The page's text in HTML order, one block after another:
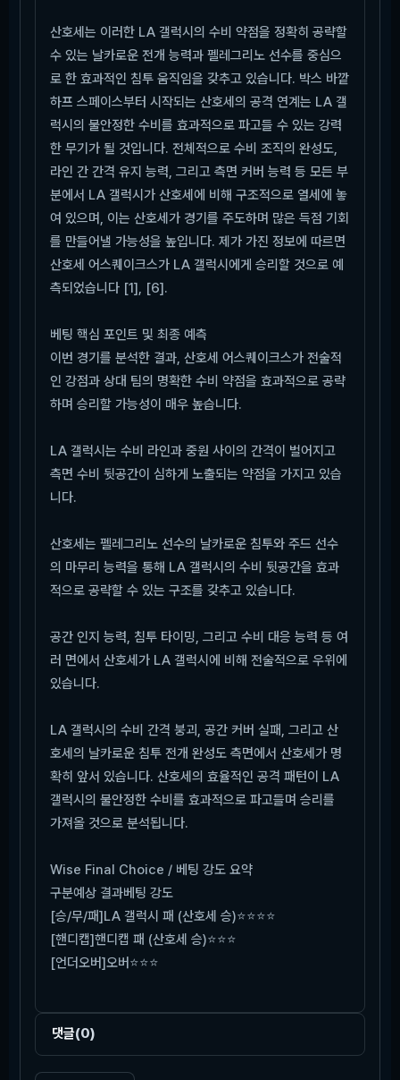
산호세는 이러한 LA 갤럭시의 수비 약점을 정확히 공략할
수 있는 날카로운 전개 능력과 펠레그리노 선수를 중심으
로 한 효과적인 침투 움직임을 갖추고 있습니다. 박스 바깥
하프 스페이스부터 시작되는 산호세의 공격 연계는 LA 갤
럭시의 불안정한 수비를 효과적으로 파고들 수 있는 강력
한 무기가 될 것입니다. 전체적으로 수비 조직의 완성도,
라인 간 간격 유지 능력, 그리고 측면 커버 능력 등 모든 부
분에서 LA 갤럭시가 산호세에 비해 구조적으로 열세에 놓
여 있으며, 이는 산호세가 경기를 주도하며 많은 득점 기회
를 만들어낼 가능성을 높입니다. 제가 가진 정보에 따르면
산호세 어스퀘이크스가 LA 갤럭시에게 승리할 것으로 예
측되었습니다 [1], [6].
베팅 핵심 포인트 및 최종 예측
이번 경기를 분석한 결과, 산호세 어스퀘이크스가 전술적
인 강점과 상대 팀의 명확한 수비 약점을 효과적으로 공략
하며 승리할 가능성이 매우 높습니다.
LA 갤럭시는 수비 라인과 중원 사이의 간격이 벌어지고
측면 수비 뒷공간이 심하게 노출되는 약점을 가지고 있습
니다.
산호세는 펠레그리노 선수의 날카로운 침투와 주드 선수
의 마무리 능력을 통해 LA 갤럭시의 수비 뒷공간을 효과
적으로 공략할 수 있는 구조를 갖추고 있습니다.
공간 인지 능력, 침투 타이밍, 그리고 수비 대응 능력 등 여
러 면에서 산호세가 LA 갤럭시에 비해 전술적으로 우위에
있습니다.
LA 갤럭시의 수비 간격 붕괴, 공간 커버 실패, 그리고 산
호세의 날카로운 침투 전개 완성도 측면에서 산호세가 명
확히 앞서 있습니다. 산호세의 효율적인 공격 패턴이 LA
갤럭시의 불안정한 수비를 효과적으로 파고들며 승리를
가져올 것으로 분석됩니다.
Wise Final Choice / 베팅 강도 요약
구분예상 결과베팅 강도
[승/무/패]LA 갤럭시 패 (산호세 승)⭐⭐⭐⭐
[핸디캡]핸디캡 패 (산호세 승)⭐⭐⭐
[언더오버]오버 ⭐⭐⭐
댓글(0)